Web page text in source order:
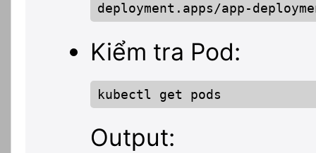
deployment.apps/app-
Kiểm tra Pod:
kubectl get pods
Output: